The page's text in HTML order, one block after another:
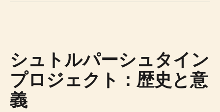
シュトルパーシュタイン
プロジェクト：歴史と意
義